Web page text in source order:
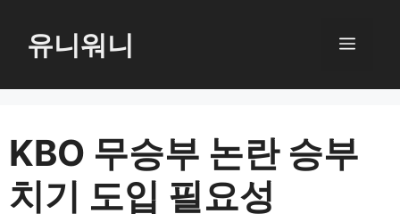
로
너
뛰
기
유니워니 메
KBO 무승부 논란 승부
치기 도입 필요성